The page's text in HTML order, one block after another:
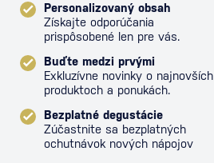
Personalizovaný obsah
Získajte odporúčania
prispôsobené len pre vás.
Buďte medzi prvými
Exkluzívne novinky o najnovších
produktoch a ponukách.
Bezplatné degustácie
Zúčastnite sa bezplatných
ochutnávok nových nápojov